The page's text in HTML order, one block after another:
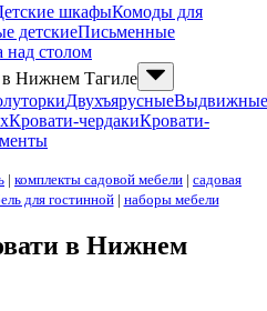
шкафыКомоды для
детскиеПисьменные
над столом
в Нижнем Тагиле
ДвухъярусныеВыдвижные
Кровати-чердакиКровати-
| комплекты садовой мебели | садовая
для гостинной| наборы мебели
в Нижнем